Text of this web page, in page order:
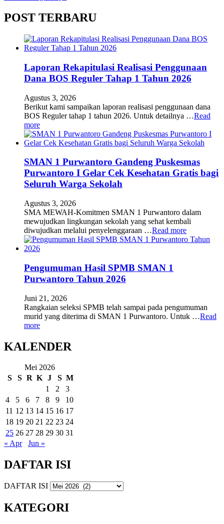
POST TERBARU
Laporan Rekapitulasi Realisasi Penggunaan
Dana BOS Reguler Tahap 1 Tahun 2026
Agustus 3, 2026
Berikut kami sampaikan laporan realisasi penggunaan dana
BOS Reguler tahap 1 tahun 2026. Untuk detailnya …Read
more
SMAN 1 Purwantoro Gandeng Puskesmas
Purwantoro I Gelar Cek Kesehatan Gratis bagi
Seluruh Warga Sekolah
Agustus 3, 2026
SMA MEWAH-Komitmen SMAN 1 Purwantoro dalam
mewujudkan lingkungan sekolah yang sehat kembali
diwujudkan melalui penyelenggaraan …Read more
Pengumuman Hasil SPMB SMAN 1
Purwantoro Tahun 2026
Juni 21, 2026
Rangkaian seleksi SPMB telah sampai pada pengumuman
murid yang diterima di SMAN 1 Purwantoro. Untuk …Read
more
KALENDER
Mei 2026
S
S R K J S M
1
2
3
4
5 6 7 8 9
10
11 12 13 14 15 16 17
18 19 20 21 22 23 24
25 26 27 28 29 30 31
« Apr
Jun »
DAFTAR ISI
DAFTAR ISI
KATEGORI